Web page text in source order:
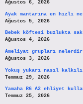
Ağustos 6, 2026
Ayak mantarına en hızlı
Ağustos 5, 2026
Bebek köftesi buzlukta
Ağustos 4, 2026
Ameliyat grupları
Ağustos 3, 2026
Yokuş yukarı nasıl
Temmuz 29, 2026
Yamaha R6 A2 ehliyet
Temmuz 25, 2026